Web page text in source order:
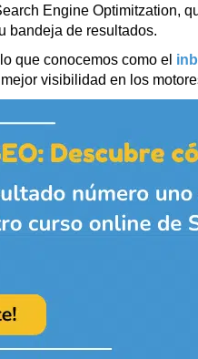
Engine Optimitzation,
bandeja de resultados.
que conocemos como el
visibilidad en los